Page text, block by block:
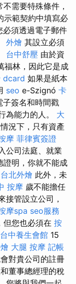
需要特殊條件，
示範契約中填寫必
必須透過電子郵件
外燴 其設立必須
台中舒壓 由於資
福林，因此它是成
dcard 如果是紙本
seo e-Szignó 卡
子簽名和時間戳
為能力的人。 大
況下，只有資產
摩 菲律賓簽證
公司法庭、就業
證明，你就不能成
台北外燴 此外，未
按摩 歲不能擔任
接管設立公司，
摩spa seo服務
但您也必須在 按
台中養生會館 15
大腿 按摩 記帳
對貴公司的註冊
董事總經理的稅